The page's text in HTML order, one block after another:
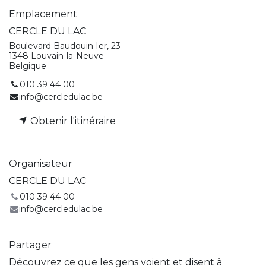
Emplacement
CERCLE DU LAC
Boulevard Baudouin Ier, 23
1348 Louvain-la-Neuve
Belgique
010 39 44 00
info@cercledulac.be
Obtenir l'itinéraire
Organisateur
CERCLE DU LAC
010 39 44 00
info@cercledulac.be
Partager
Découvrez ce que les gens voient et disent à